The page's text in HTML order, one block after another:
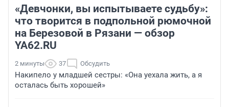
«Девчонки, вы испытываете судьбу»:
что творится в подпольной рюмочной
на Березовой в Рязани — обзор
YA62.RU
2 минуты 37 Обсудить
Накипело у младшей сестры: «Она уехала жить, а я
осталась быть хорошей»